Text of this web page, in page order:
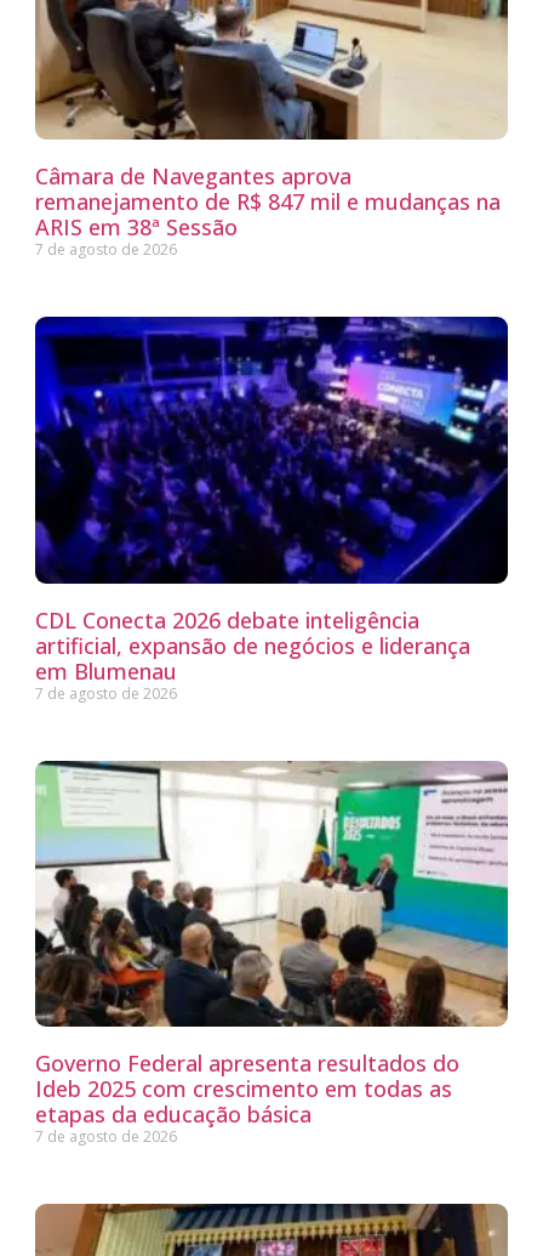
Câmara de Navegantes aprova
remanejamento de R$ 847 mil e mudanças na
ARIS em 38ª Sessão
7 de agosto de 2026
CDL Conecta 2026 debate inteligência
artificial, expansão de negócios e liderança
em Blumenau
7 de agosto de 2026
Governo Federal apresenta resultados do
Ideb 2025 com crescimento em todas as
etapas da educação básica
7 de agosto de 2026